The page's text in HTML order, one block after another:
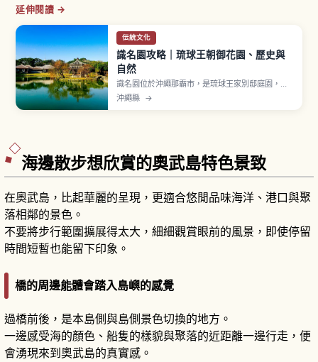
延伸閱讀 →
伝統文化
識名園攻略｜琉球王朝御花園、歷史與
自然
識名園位於沖繩那霸市，是琉球王家別邸庭園，
1799年建造，2000年作為世界遺產「琉球王國的
城及相關遺產群」之一登錄。曾用於王族休養與接
沖繩縣 →
海邊散步想欣賞的奧武島特色景致
在奧武島，比起華麗的呈現，更適合悠閒品味海洋、港口與聚
落相鄰的景色。
不要將步行範圍擴展得太大，細細觀賞眼前的風景，即使停留
時間短暫也能留下印象。
橋的周邊能體會踏入島嶼的感覺
過橋前後，是本島側與島側景色切換的地方。
一邊感受海的顏色、船隻的樣貌與聚落的近距離一邊行走，便
會湧現來到奧武島的真實感。